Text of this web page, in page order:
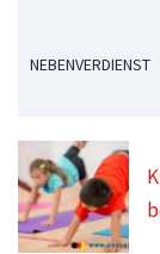
NEBENVERDIENST